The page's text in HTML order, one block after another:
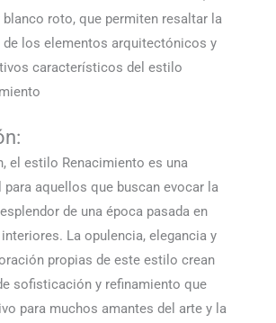
blanco roto, que permiten resaltar la
de los elementos arquitectónicos y
característicos del estilo
el estilo Renacimiento es una
aquellos que buscan evocar la
de una época pasada en
La opulencia, elegancia y
propias de este estilo crean
sofisticación y refinamiento que
para muchos amantes del arte y la